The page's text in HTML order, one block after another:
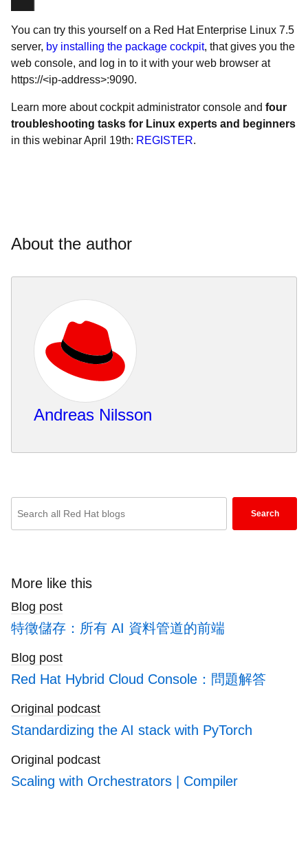
You can try this yourself on a Red Hat Enterprise Linux 7.5
server, by installing the package cockpit, that gives you the
web console, and log in to it with your web browser at
https://<ip-address>:9090.
Learn more about cockpit administrator console and four
troubleshooting tasks for Linux experts and beginners
in this webinar April 19th: REGISTER.
About the author
Andreas Nilsson
search
blogs
Search
More like this
Blog post
特徵儲存：所有 AI 資料管道的前端
Blog post
Red Hat Hybrid Cloud Console：問題解答
Original podcast
Standardizing the AI stack with PyTorch
Original podcast
Scaling with Orchestrators | Compiler